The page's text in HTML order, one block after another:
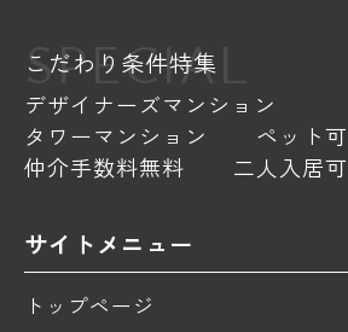
SPECIAL
こだわり条件特集
デザイナーズマンション
タワーマンション
ペット可
仲介手数料無料
二人入居可
サイトメニュー
トップページ